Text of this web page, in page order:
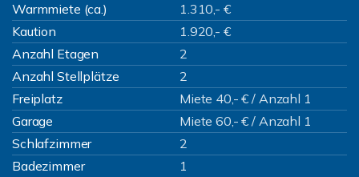
Warmmiete (ca.)
1.310,- €
Kaution
1.920,- €
Anzahl Etagen
2
Anzahl Stellplätze
2
Freiplatz
Miete 40,- € / Anzahl 1
Garage
Miete 60,- € / Anzahl 1
Schlafzimmer
2
Badezimmer
1